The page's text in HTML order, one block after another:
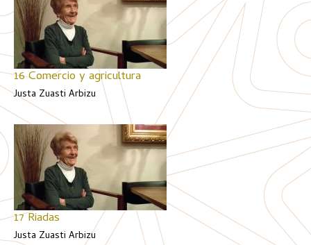
16 Comercio y agricultura
Justa Zuasti Arbizu
17 Riadas
Justa Zuasti Arbizu